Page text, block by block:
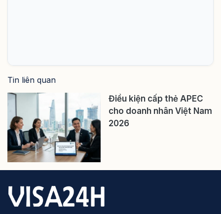
Tin liên quan
Điều kiện cấp thẻ APEC
cho doanh nhân Việt Nam
2026